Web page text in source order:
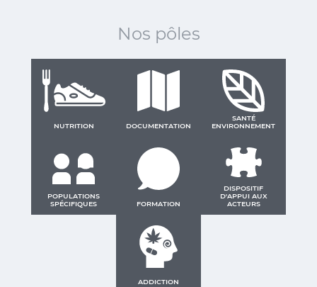
Nos pôles
NUTRITION DOCUMENTATION
SANTÉ
ENVIRONNEMENT
POPULATIONS
SPÉCIFIQUES
FORMATION
DISPOSITIF
D'APPUI AUX
ACTEURS
ADDICTION